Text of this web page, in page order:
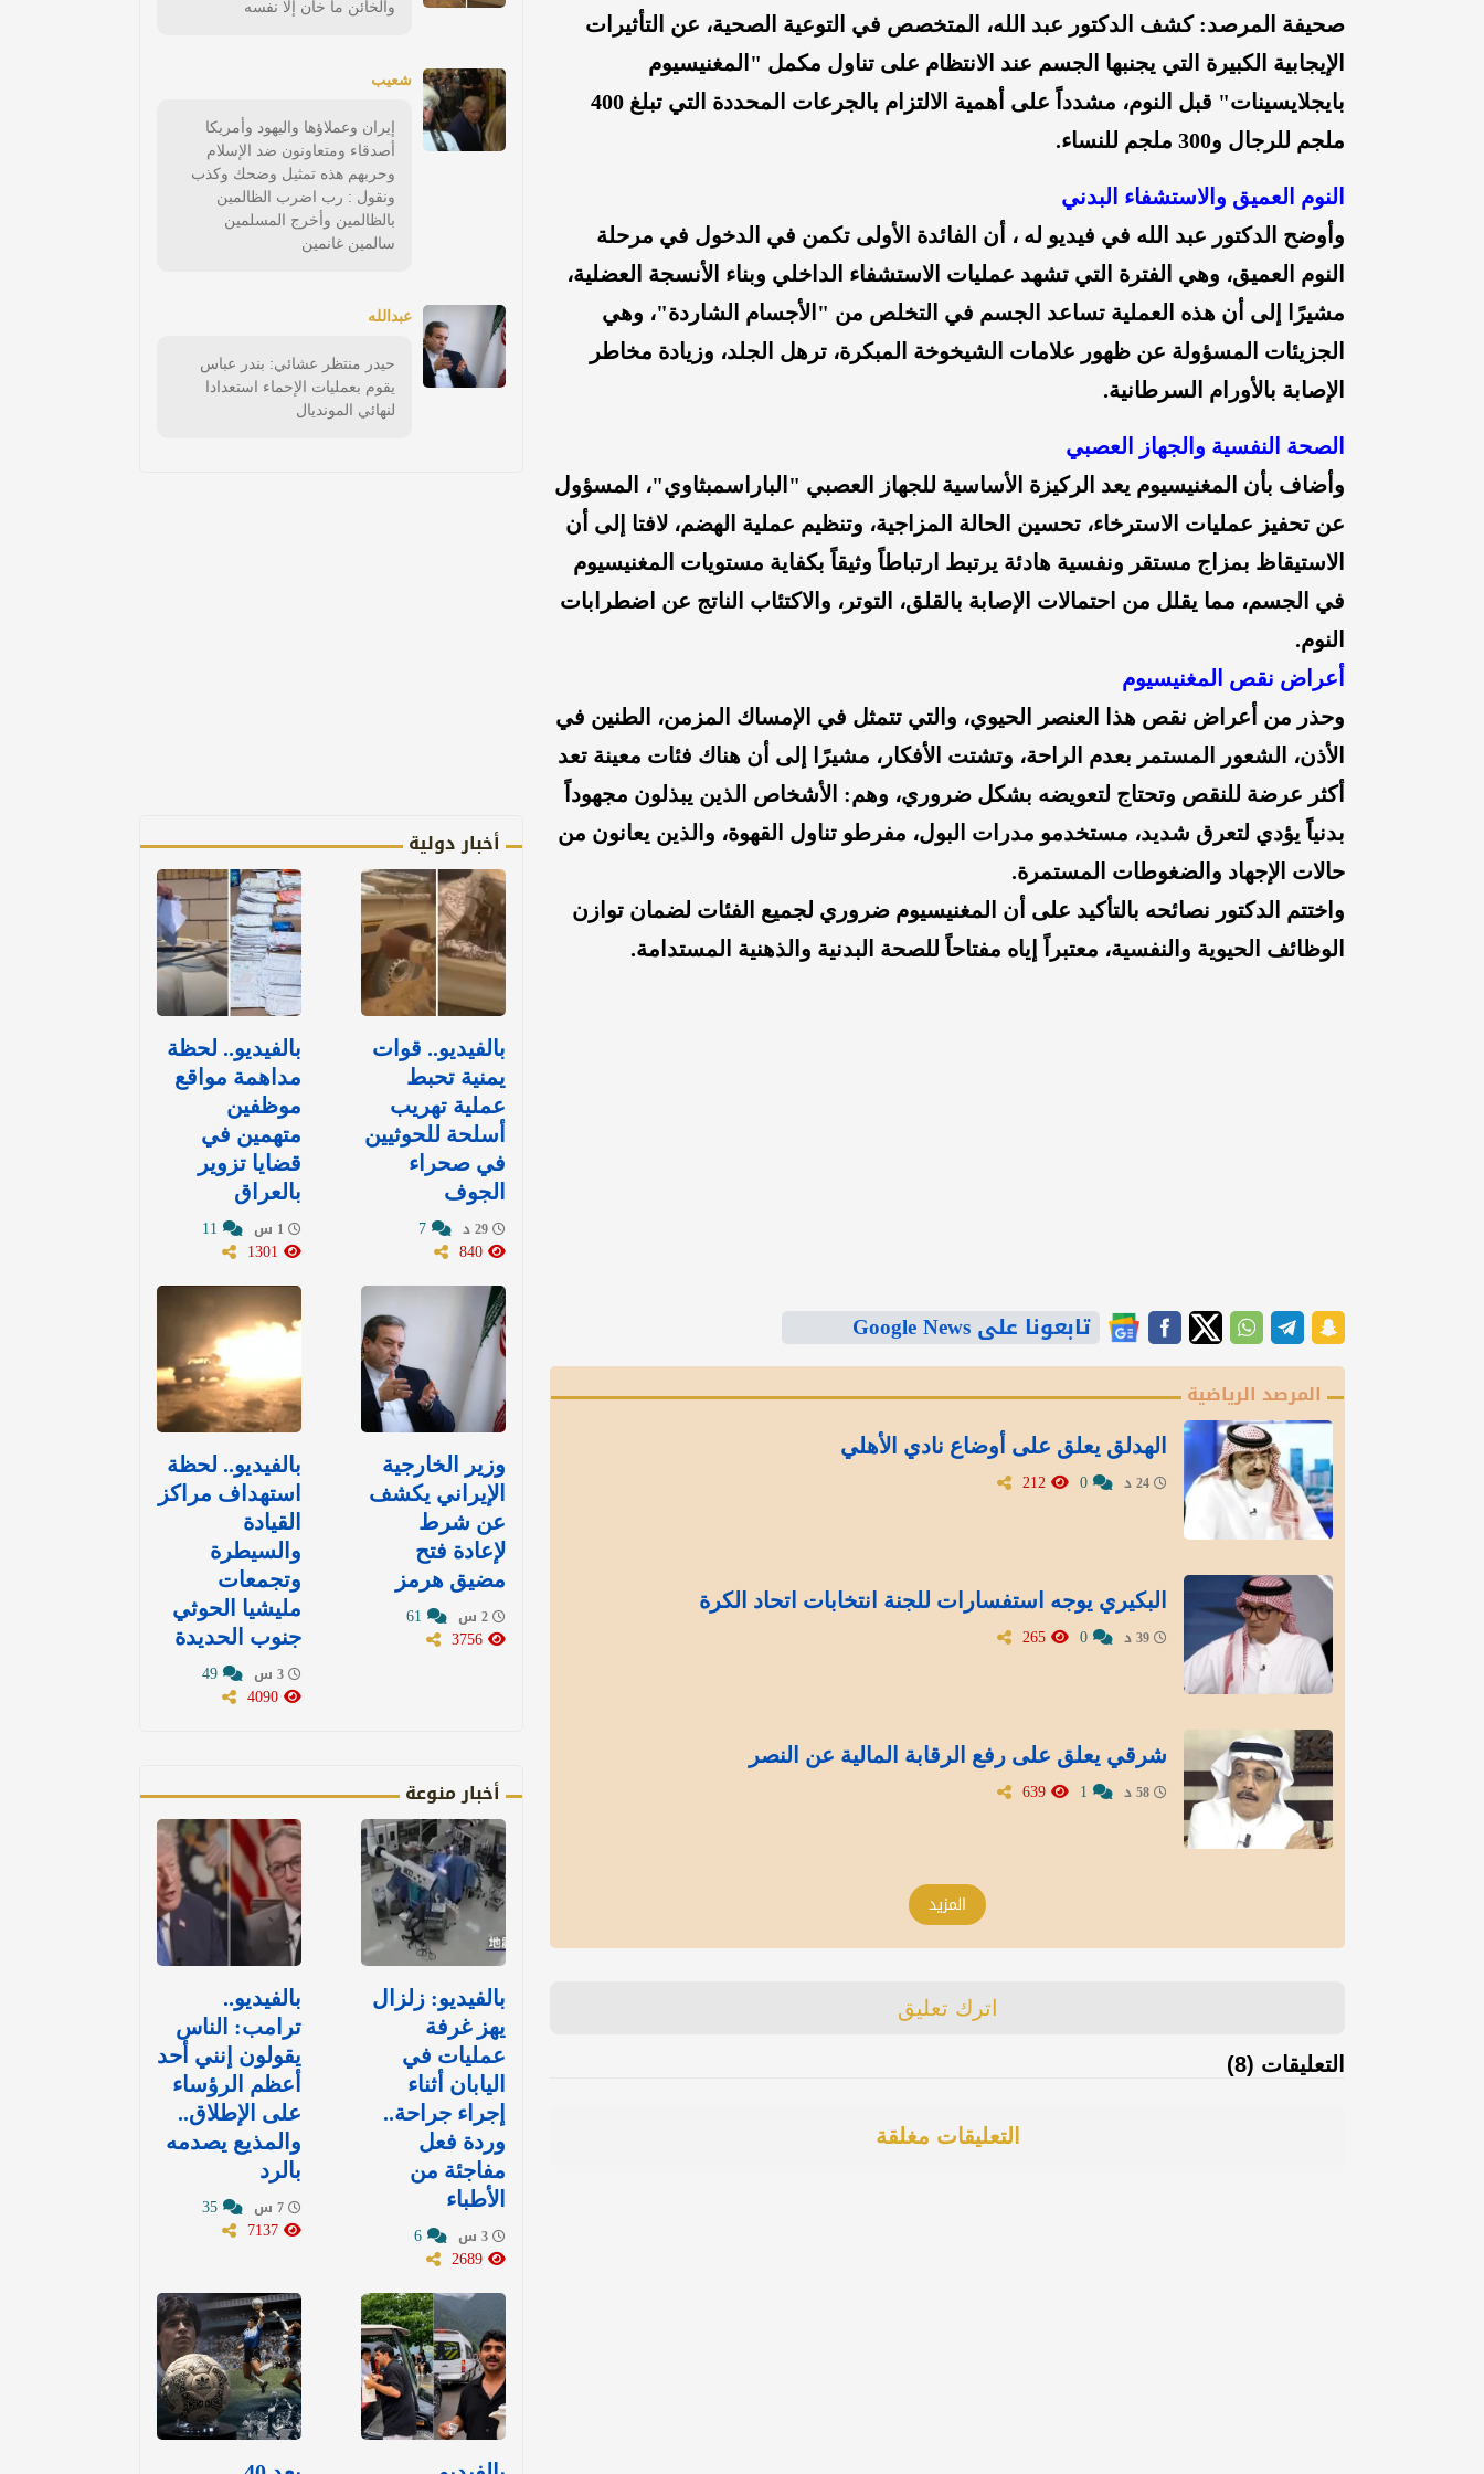
صحيفة المرصد: كشف الدكتور عبد الله، المتخصص في التوعية الصحية، عن التأثيرات
الإيجابية الكبيرة التي يجنبها الجسم عند الانتظام على تناول مكمل "المغنيسيوم
بايجلايسينات" قبل النوم، مشدداً على أهمية الالتزام بالجرعات المحددة التي تبلغ 400
ملجم للرجال و300 ملجم للنساء.
النوم العميق والاستشفاء البدني
وأوضح الدكتور عبد الله في فيديو له ، أن الفائدة الأولى تكمن في الدخول في مرحلة
النوم العميق، وهي الفترة التي تشهد عمليات الاستشفاء الداخلي وبناء الأنسجة العضلية،
مشيرًا إلى أن هذه العملية تساعد الجسم في التخلص من "الأجسام الشاردة"، وهي
الجزيئات المسؤولة عن ظهور علامات الشيخوخة المبكرة، ترهل الجلد، وزيادة مخاطر
الإصابة بالأورام السرطانية.
الصحة النفسية والجهاز العصبي
وأضاف بأن المغنيسيوم يعد الركيزة الأساسية للجهاز العصبي "الباراسمبثاوي"، المسؤول
عن تحفيز عمليات الاسترخاء، تحسين الحالة المزاجية، وتنظيم عملية الهضم، لافتا إلى أن
الاستيقاظ بمزاج مستقر ونفسية هادئة يرتبط ارتباطاً وثيقاً بكفاية مستويات المغنيسيوم
في الجسم، مما يقلل من احتمالات الإصابة بالقلق، التوتر، والاكتئاب الناتج عن اضطرابات
النوم.
أعراض نقص المغنيسيوم
وحذر من أعراض نقص هذا العنصر الحيوي، والتي تتمثل في الإمساك المزمن، الطنين في
الأذن، الشعور المستمر بعدم الراحة، وتشتت الأفكار، مشيرًا إلى أن هناك فئات معينة تعد
أكثر عرضة للنقص وتحتاج لتعويضه بشكل ضروري، وهم: الأشخاص الذين يبذلون مجهوداً
بدنياً يؤدي لتعرق شديد، مستخدمو مدرات البول، مفرطو تناول القهوة، والذين يعانون من
حالات الإجهاد والضغوطات المستمرة.
واختتم الدكتور نصائحه بالتأكيد على أن المغنيسيوم ضروري لجميع الفئات لضمان توازن
الوظائف الحيوية والنفسية، معتبراً إياه مفتاحاً للصحة البدنية والذهنية المستدامة.
تابعونا على Google News
المرصد الرياضية
الهدلق يعلق على أوضاع نادي الأهلي
البكيري يوجه استفسارات للجنة انتخابات اتحاد الكرة
شرقي يعلق على رفع الرقابة المالية عن النصر
المزيد
اترك تعليق
التعليقات (8)
التعليقات مغلقة
والخائن ما خان إلا نفسه
شعيب
إيران وعملاؤها واليهود وأمريكا
أصدقاء ومتعاونون ضد الإسلام
وحربهم هذه تمثيل وضحك وكذب
ونقول : رب اضرب الظالمين
بالظالمين وأخرج المسلمين
سالمين غانمين
عبدالله
حيدر منتظر عشائي: بندر عباس
يقوم بعمليات الإحماء استعدادا
لنهائي المونديال
أخبار دولية
بالفيديو.. قوات
يمنية تحبط
عملية تهريب
أسلحة للحوثيين
في صحراء
الجوف
بالفيديو.. لحظة
مداهمة مواقع
موظفين
متهمين في
قضايا تزوير
بالعراق
وزير الخارجية
الإيراني يكشف
عن شرط
لإعادة فتح
مضيق هرمز
بالفيديو.. لحظة
استهداف مراكز
القيادة
والسيطرة
وتجمعات
مليشيا الحوثي
جنوب الحديدة
أخبار منوعة
بالفيديو: زلزال
يهز غرفة
عمليات في
اليابان أثناء
إجراء جراحة..
وردة فعل
مفاجئة من
الأطباء
بالفيديو..
ترامب: الناس
يقولون إنني أحد
أعظم الرؤساء
على الإطلاق..
والمذيع يصدمه
بالرد